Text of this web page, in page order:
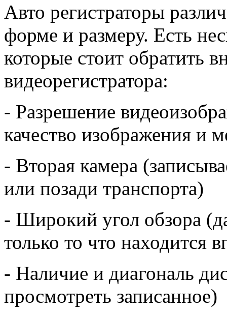
Авто регистраторы
форме и размеру. Есть
которые стоит обратить
видеорегистратора:
- Разрешение
качество изображения и
- Вторая камера
или позади транспорта)
- Широкий угол обзора
только то что находится
- Наличие и диагональ
просмотреть записанное)